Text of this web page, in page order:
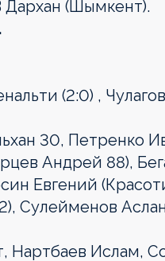
(Шымкент).
(2:0) ,
30, Петренко
Андрей 88),
Евгений
Сулейменов
Нартбаев Ислам,